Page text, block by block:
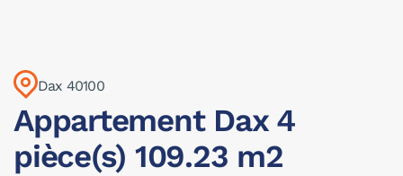
Dax 40100
Appartement Dax 4
pièce(s) 109.23 m2